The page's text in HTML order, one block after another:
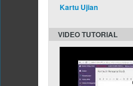
Kartu Ujian
VIDEO TUTORIAL